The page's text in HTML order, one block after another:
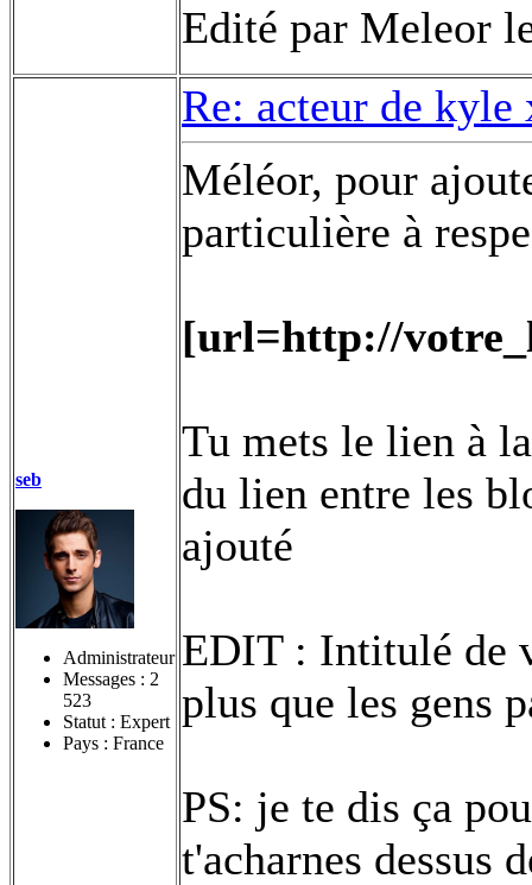
Edité par Meleor
seb
Administrateur
Messages : 2
523
Statut : Expert
Pays : France
Re: acteur de
Méléor, pour
particulière à
[url=http://
Tu mets le lien à
du lien entre les
ajouté
EDIT : Intitulé de
plus que les gens
PS: je te dis ça
t'acharnes dessus